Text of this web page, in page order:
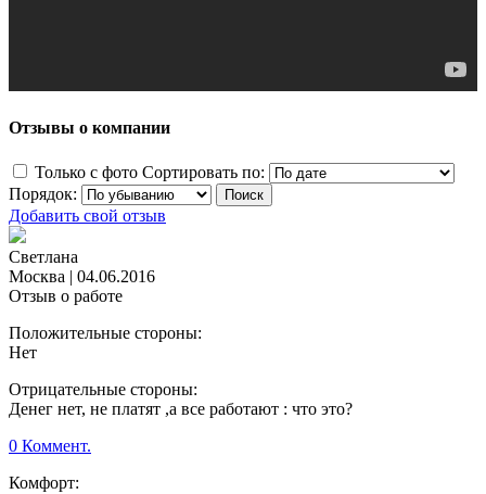
Отзывы о компании
Только с фото Сортировать по:
Порядок:
Добавить свой отзыв
Светлана
Москва | 04.06.2016
Отзыв о работе
Положительные стороны:
Нет
Отрицательные стороны:
Денег нет, не платят ,а все работают : что это?
0 Коммент.
Комфорт: